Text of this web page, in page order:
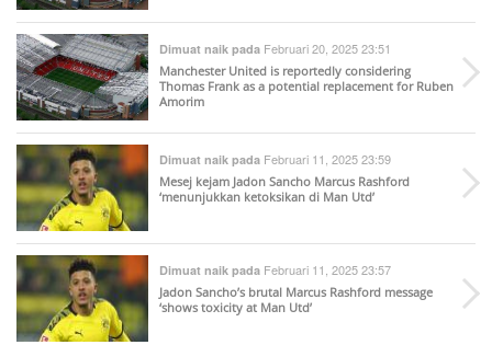
Dimuat naik pada Februari 20, 2025 23:51
Manchester United is reportedly considering
Thomas Frank as a potential replacement for Ruben
Amorim
Dimuat naik pada Februari 11, 2025 23:59
Mesej kejam Jadon Sancho Marcus Rashford
‘menunjukkan ketoksikan di Man Utd’
Dimuat naik pada Februari 11, 2025 23:57
Jadon Sancho’s brutal Marcus Rashford message
‘shows toxicity at Man Utd’